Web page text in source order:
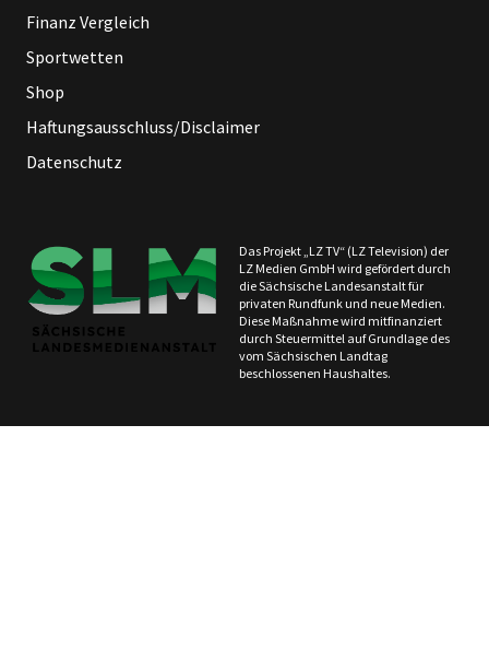
Finanz Vergleich
Sportwetten
Shop
Haftungsausschluss/Disclaimer
Datenschutz
Das Projekt „LZ TV“ (LZ Television) der
LZ Medien GmbH wird gefördert durch
die Sächsische Landesanstalt für
privaten Rundfunk und neue Medien.
Diese Maßnahme wird mitfinanziert
durch Steuermittel auf Grundlage des
vom Sächsischen Landtag
beschlossenen Haushaltes.